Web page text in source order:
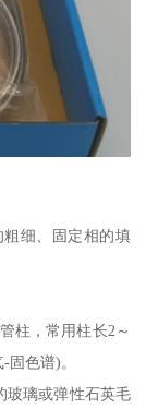
细、固定相的填
柱，常用柱长2～
色谱)。
玻璃或弹性石英毛